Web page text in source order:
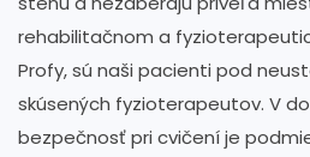
rehabilitačnom a
Profy, sú naši pacienti pod
skúsených fyzioterapeutov. V
bezpečnosť pri cvičení je